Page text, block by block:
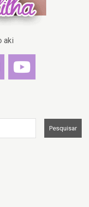
aki